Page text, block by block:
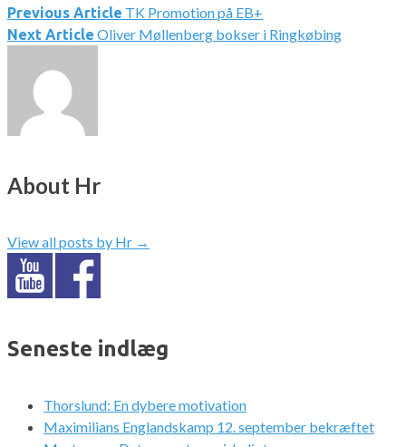
Indlægsnavigation
Previous Article TK Promotion på EB+
Next Article Oliver Møllenberg bokser i Ringkøbing
About Hr
View all posts by Hr →
Seneste indlæg
Thorslund: En dybere motivation
Maximilians Englandskamp 12. september bekræftet